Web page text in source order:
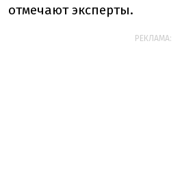
отмечают эксперты.
РЕКЛАМА: